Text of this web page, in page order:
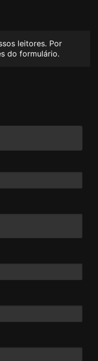
leitores. Por
do formulário.